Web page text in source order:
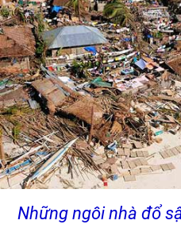
Những ngôi nhà đổ